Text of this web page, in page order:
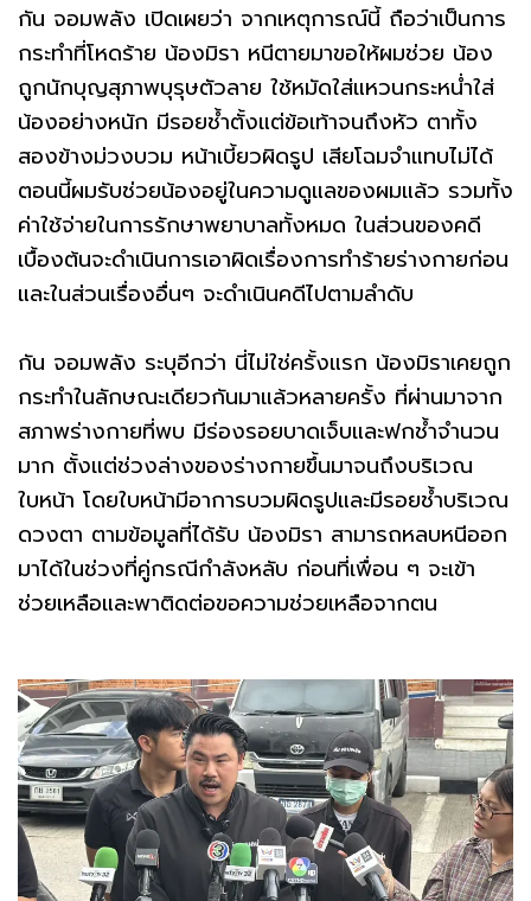
กัน จอมพลัง เปิดเผยว่า จากเหตุการณ์นี้ ถือว่าเป็นการ
กระทำที่โหดร้าย น้องมิรา หนีตายมาขอให้ผมช่วย น้อง
ถูกนักบุญสุภาพบุรุษตัวลาย ใช้หมัดใส่แหวนกระหน่ำใส่
น้องอย่างหนัก มีรอยช้ำตั้งแต่ข้อเท้าจนถึงหัว ตาทั้ง
สองข้างม่วงบวม หน้าเบี้ยวผิดรูป เสียโฉมจำแทบไม่ได้
ตอนนี้ผมรับช่วยน้องอยู่ในความดูแลของผมแล้ว รวมทั้ง
ค่าใช้จ่ายในการรักษาพยาบาลทั้งหมด ในส่วนของคดี
เบื้องต้นจะดำเนินการเอาผิดเรื่องการทำร้ายร่างกายก่อน
และในส่วนเรื่องอื่นๆ จะดำเนินคดีไปตามลำดับ
กัน จอมพลัง ระบุอีกว่า นี่ไม่ใช่ครั้งแรก น้องมิราเคยถูก
กระทำในลักษณะเดียวกันมาแล้วหลายครั้ง ที่ผ่านมาจาก
สภาพร่างกายที่พบ มีร่องรอยบาดเจ็บและฟกช้ำจำนวน
มาก ตั้งแต่ช่วงล่างของร่างกายขึ้นมาจนถึงบริเวณ
ใบหน้า โดยใบหน้ามีอาการบวมผิดรูปและมีรอยช้ำบริเวณ
ดวงตา ตามข้อมูลที่ได้รับ น้องมิรา สามารถหลบหนีออก
มาได้ในช่วงที่คู่กรณีกำลังหลับ ก่อนที่เพื่อน ๆ จะเข้า
ช่วยเหลือและพาติดต่อขอความช่วยเหลือจากตน